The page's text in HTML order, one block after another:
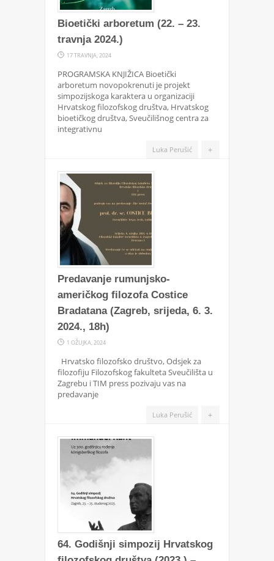
Bioetički arboretum (22. – 23.
travnja 2024.)
17 TRAVNJA, 2024
PROGRAMSKA KNJIŽICA Bioetički
arboretum novopokrenuti je projekt
simpozijskoga karaktera u organizaciji
Hrvatskog filozofskog društva, Hrvatskog
bioetičkog društva, Sveučilišnog centra za
integrativnu
+
Luka Perušić
Predavanje rumunjsko-
američkog filozofa Costice
Bradatana (Zagreb, srijeda, 6. 3.
2024., 18h)
1 OŽUJKA, 2024
Hrvatsko filozofsko društvo, Odsjek za
filozofiju Filozofskog fakulteta Sveučilišta u
Zagrebu i TIM press pozivaju vas na
predavanje
+
Luka Perušić
64. Godišnji simpozij Hrvatskog